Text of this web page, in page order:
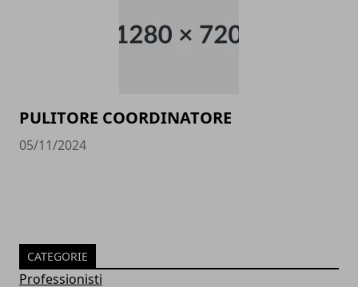
PULITORE COORDINATORE
05/11/2024
CATEGORIE
Professionisti